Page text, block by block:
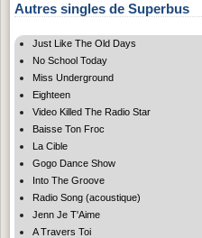
Autres singles de Superbus
Just Like The Old Days
No School Today
Miss Underground
Eighteen
Video Killed The Radio Star
Baisse Ton Froc
La Cible
Gogo Dance Show
Into The Groove
Radio Song (acoustique)
Jenn Je T'Aime
A Travers Toi